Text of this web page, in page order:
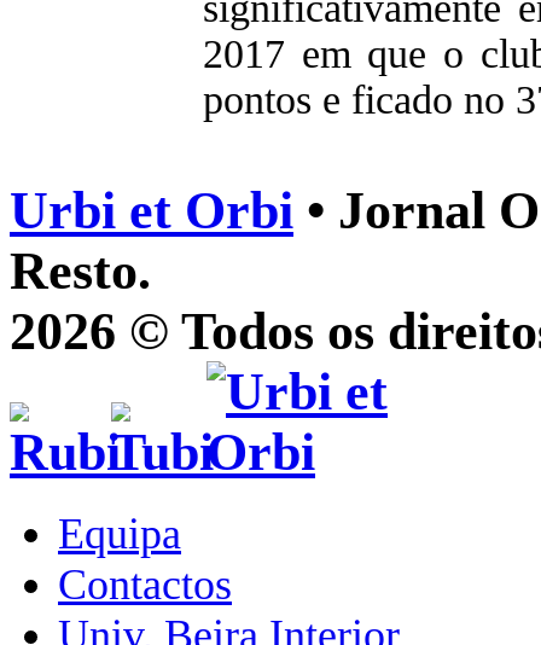
2017 em que o
pontos e ficado no
Urbi et Orbi • Jornal
Resto.
2026 © Todos os
Equipa
Contactos
Univ. Beira Interior